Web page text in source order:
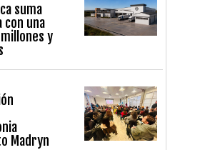
suma
con una
y
Madryn